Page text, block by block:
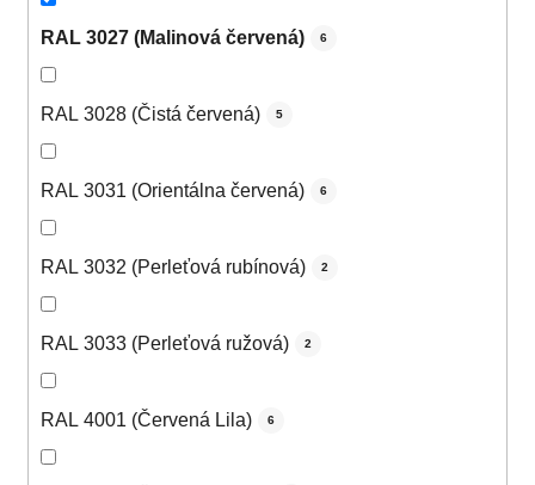
RAL 3027 (Malinová červená) 6
RAL 3028 (Čistá červená) 5
RAL 3031 (Orientálna červená) 6
RAL 3032 (Perleťová rubínová) 2
RAL 3033 (Perleťová ružová) 2
RAL 4001 (Červená Lila) 6